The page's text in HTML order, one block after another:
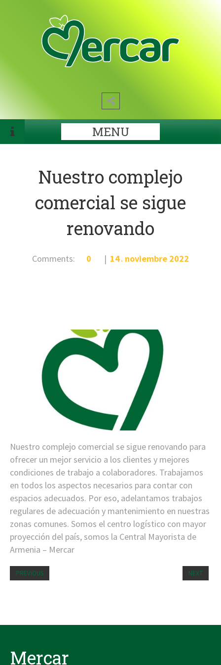
MENU
Nuestro complejo
comercial se sigue
renovando
Comments: 0 14. noviembre 2022
Nuestro complejo comercial se sigue renovando para
ofrecer un mejor servicio a los clientes y mejores
condiciones de trabajo a colaboradores. Trabajamos
en todos los aspectos necesarios para contar con
espacios adecuados. Por eso, adelantamos trabajos
regulares de adecuación y mantenimiento en nuestras
zonas comunes. Somos el centro logístico con mayor
proyección del país, somos la Central Mayorista de
Armenia – Mercar
PREVIOUS NEXT
Mercar